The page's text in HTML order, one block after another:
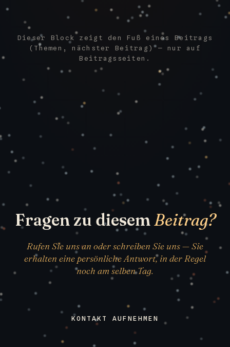
Dieser Block zeigt den Fuß eines Beitrags
(Themen, nächster Beitrag) — nur auf
Beitragsseiten.
Fragen zu diesemBeitrag?
Rufen Sie uns an oder schreiben Sie uns — Sie
erhalten eine persönliche Antwort, in der Regel
noch am selben Tag.
KONTAKT AUFNEHMEN